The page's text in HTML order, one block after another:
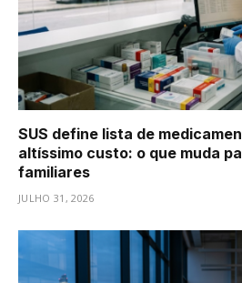
SUS define lista de
altíssimo custo: o que muda
familiares
JULHO 31, 2026